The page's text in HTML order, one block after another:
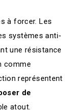
à forcer. Les
systèmes anti-
une résistance
comme
représentent
de
atout.